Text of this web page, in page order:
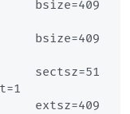
bsize=409
bsize=409
extsz=409